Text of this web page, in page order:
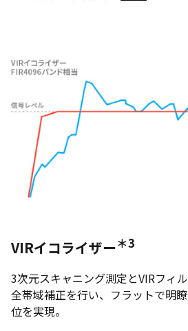
VIRイコライザー＊3
3次元スキャニング測定とVIRフィ
全帯域補正を行い、フラットで明
位を実現。